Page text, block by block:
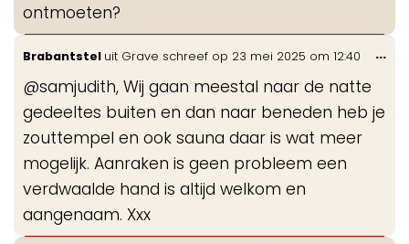
ontmoeten?
Brabantstel uit Grave schreef op 23 mei 2025 om 12:40
@samjudith, Wij gaan meestal naar de natte
gedeeltes buiten en dan naar beneden heb je
zouttempel en ook sauna daar is wat meer
mogelijk. Aanraken is geen probleem een
verdwaalde hand is altijd welkom en
aangenaam. Xxx
...